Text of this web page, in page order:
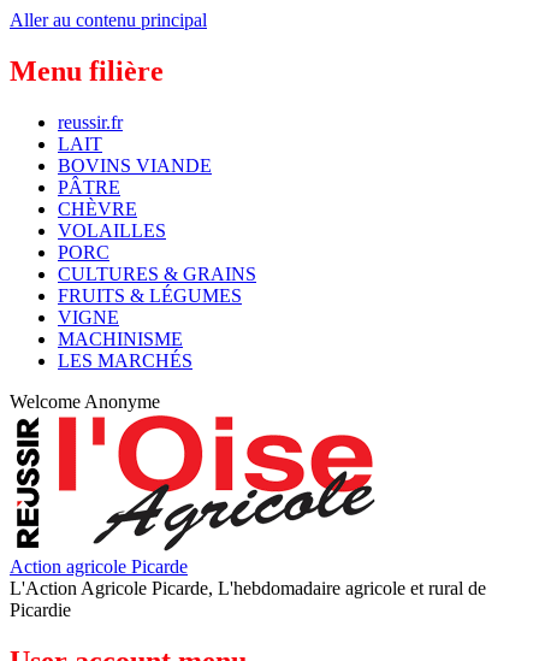
Aller au contenu principal
Menu filière
reussir.fr
LAIT
BOVINS VIANDE
PÂTRE
CHÈVRE
VOLAILLES
PORC
CULTURES & GRAINS
FRUITS & LÉGUMES
VIGNE
MACHINISME
LES MARCHÉS
Welcome Anonyme
Action agricole Picarde
L'Action Agricole Picarde, L'hebdomadaire agricole et rural de
Picardie